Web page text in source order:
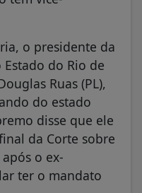
o presidente da
do Rio de
Ruas (PL),
do estado
disse que ele
da Corte sobre
o ex-
ter o mandato